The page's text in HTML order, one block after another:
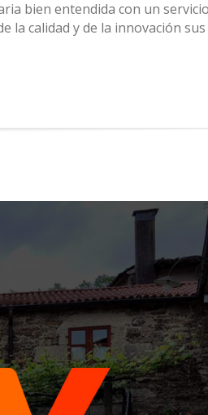
bien entendida con un servicio
la calidad y de la innovación sus